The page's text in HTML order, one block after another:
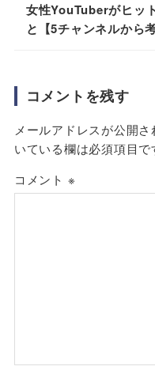
女性YouTuberがヒッ
と【5チャンネルから
コメントを残す
メールアドレスが公開さ
いている欄は必須項目で
コメント ※